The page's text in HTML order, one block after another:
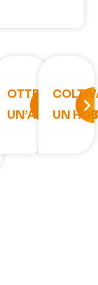
OTTENERE
UN